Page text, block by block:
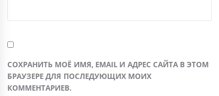
СОХРАНИТЬ МОЁ ИМЯ, EMAIL И АДРЕС САЙТА В ЭТОМ
БРАУЗЕРЕ ДЛЯ ПОСЛЕДУЮЩИХ МОИХ
КОММЕНТАРИЕВ.